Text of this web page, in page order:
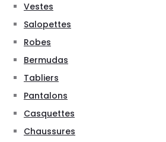
Vestes
Salopettes
Robes
Bermudas
Tabliers
Pantalons
Casquettes
Chaussures